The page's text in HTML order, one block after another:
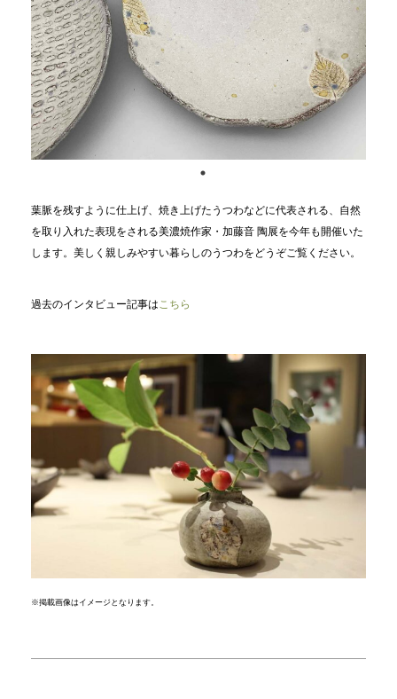
葉脈を残すように仕上げ、焼き上げたうつわなどに代表される、自然
を取り入れた表現をされる美濃焼作家・加藤音 陶展を今年も開催いた
します。美しく親しみやすい暮らしのうつわをどうぞご覧ください。
過去のインタビュー記事はこちら
※掲載画像はイメージとなります。